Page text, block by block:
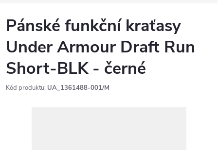
Pánské funkční kraťasy
Under Armour Draft Run
Short-BLK - černé
Kód produktu: UA_1361488-001/M